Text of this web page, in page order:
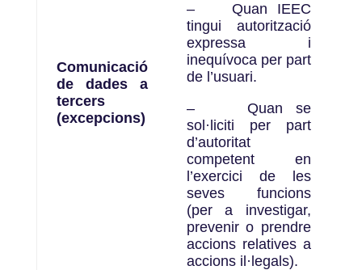
Comunicació
de dades a
tercers
(excepcions)
–
Quan IEEC
tingui autorització
expressa i
inequívoca per part
de l’usuari.
–
Quan se
sol·liciti per part
d’autoritat
competent en
l’exercici de les
seves funcions
(per a investigar,
prevenir o prendre
accions relatives a
accions il·legals).